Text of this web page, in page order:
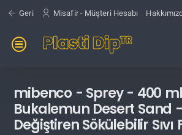
Geri Misafir - Müşteri Hesabı
mibenco - Sprey - 400
Bukalemun Desert Sand
Değiştiren Sökülebilir Sıvı